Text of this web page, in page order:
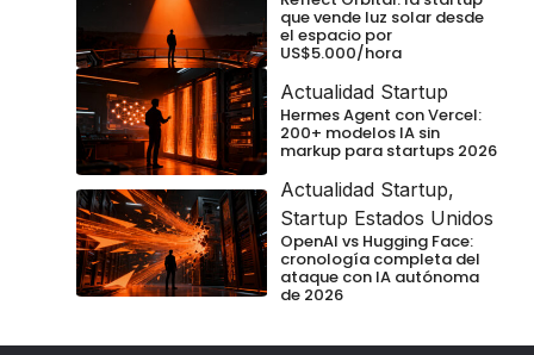
que vende luz solar desde
el espacio por
US$5.000/hora
Actualidad Startup
Hermes Agent con Vercel:
200+ modelos IA sin
markup para startups 2026
Actualidad Startup,
Startup Estados Unidos
OpenAI vs Hugging Face:
cronología completa del
ataque con IA autónoma
de 2026